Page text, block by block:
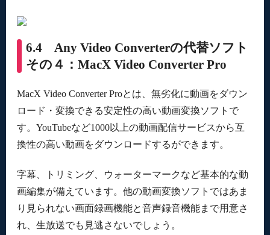
6.4 Any Video Converterの代替ソフト
その４：MacX Video Converter Pro
MacX Video Converter Proとは、無劣化に動画をダウン
ロード・変換できる安定性の高い動画変換ソフトで
す。YouTubeなど1000以上の動画配信サービスから互
換性の高い動画をダウンロードするができます。
字幕、トリミング、ウォーターマークなど基本的な動
画編集が備えています。他の動画変換ソフトではあま
り見られない画面録画機能と音声録音機能まで用意さ
れ、生放送でも見逃さないでしょう。